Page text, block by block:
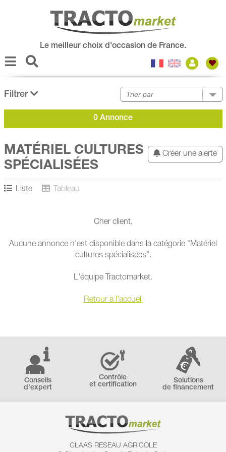
Le meilleur choix d'occasion de France.
Filtrer
0 Annonce
Créer une alerte
MATÉRIEL CULTURES
SPÉCIALISÉES
Liste Tableau
Cher client,
Aucune annonce n'est disponible dans la catégorie "Matériel
cultures spécialisées".
L'équipe Tractomarket.
Retour à l'accueil
Conseils
d'expert
Contrôle
et certification
Solutions
de financement
CLAAS RESEAU AGRICOLE